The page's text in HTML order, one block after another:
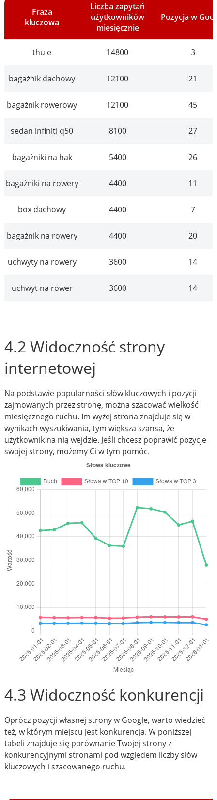
Fraza
kluczowa
Liczba zapytań
użytkowników
miesięcznie
Pozycja w
thule 14800 3
bagażnik dachowy 12100 21
bagażnik rowerowy 12100 45
sedan infiniti q50 8100 27
bagażniki na hak 5400 26
bagażniki na rowery 4400 11
box dachowy 4400 7
bagażnik na rowery 4400 20
uchwyty na rowery 3600 14
uchwyt na rower 3600 14
4.2 Widoczność strony
internetowej
Na podstawie popularności słów kluczowych i pozycji
zajmowanych przez stronę, można szacować wielkość
miesięcznego ruchu. Im wyżej strona znajduje się w
wynikach wyszukiwania, tym większa szansa, że
użytkownik na nią wejdzie. Jeśli chcesz poprawić pozycje
swojej strony, możemy Ci w tym pomóc.
4.3 Widoczność konkurencji
Oprócz pozycji własnej strony w Google, warto wiedzieć
też, w którym miejscu jest konkurencja. W poniższej
tabeli znajduje się porównanie Twojej strony z
konkurencyjnymi stronami pod względem liczby słów
kluczowych i szacowanego ruchu.